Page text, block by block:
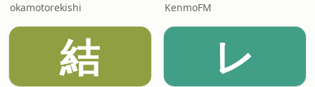
okamotorekishi KenmoFM
結 レ